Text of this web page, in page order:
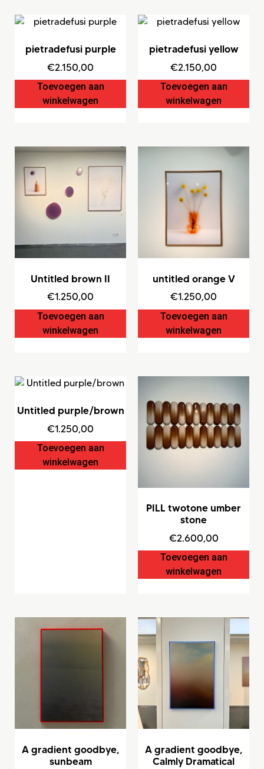
pietradefusi purple
€2.150,00
Toevoegen aan
winkelwagen
pietradefusi yellow
€2.150,00
Toevoegen aan
winkelwagen
Untitled brown II
€1.250,00
Toevoegen aan
winkelwagen
untitled orange V
€1.250,00
Toevoegen aan
winkelwagen
Untitled purple/brown
€1.250,00
Toevoegen aan
winkelwagen
PILL twotone umber
stone
€2.600,00
Toevoegen aan
winkelwagen
A gradient goodbye,
sunbeam
A gradient goodbye,
Calmly Dramatical